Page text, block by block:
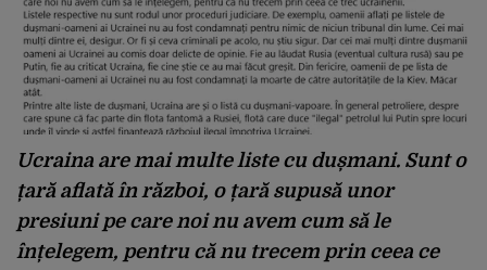
Ucraina are mai multe liste cu dușmani. Sunt o
țară aflată în război, o țară supusă unor
presiuni pe care noi nu avem cum să le
înțelegem, pentru că nu trecem prin ceea ce